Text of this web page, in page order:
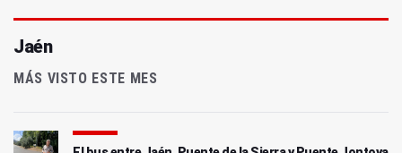
Jaén
MÁS VISTO ESTE MES